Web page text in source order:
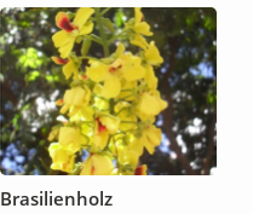
Brasilienholz